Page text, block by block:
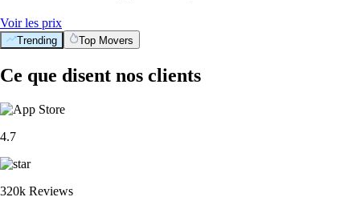
Voir les prix
Trending Top Movers
Ce que disent nos clients
4.7
320k Reviews